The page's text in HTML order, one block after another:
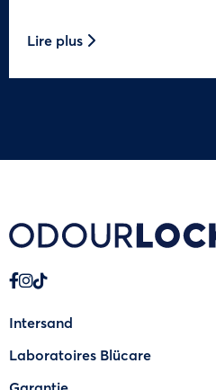
Lire plus
Intersand
Laboratoires Blücare